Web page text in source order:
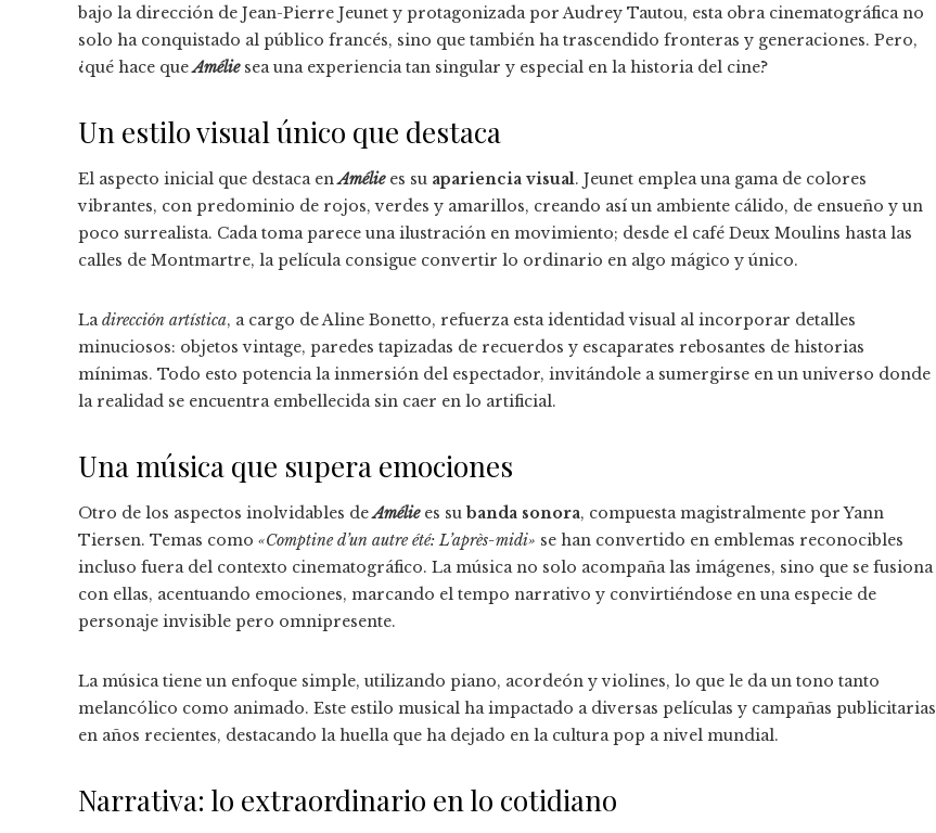
bajo la dirección de Jean-Pierre Jeunet y protagonizada por Audrey Tautou, esta obra cinematográfica no
solo ha conquistado al público francés, sino que también ha trascendido fronteras y generaciones. Pero,
¿qué hace queAméliesea una experiencia tan singular y especial en la historia del cine?
Un estilo visual único que destaca
El aspecto inicial que destaca enAméliees su apariencia visual. Jeunet emplea una gama de colores
vibrantes, con predominio de rojos, verdes y amarillos, creando así un ambiente cálido, de ensueño y un
poco surrealista. Cada toma parece una ilustración en movimiento; desde el café Deux Moulins hasta las
calles de Montmartre, la película consigue convertir lo ordinario en algo mágico y único.
La dirección artística, a cargo de Aline Bonetto, refuerza esta identidad visual al incorporar detalles
minuciosos: objetos vintage, paredes tapizadas de recuerdos y escaparates rebosantes de historias
mínimas. Todo esto potencia la inmersión del espectador, invitándole a sumergirse en un universo donde
la realidad se encuentra embellecida sin caer en lo artificial.
Una música que supera emociones
Otro de los aspectos inolvidables deAméliees su banda sonora, compuesta magistralmente por Yann
Tiersen. Temas como «Comptine d’un autre été: L’après-midi» se han convertido en emblemas reconocibles
incluso fuera del contexto cinematográfico. La música no solo acompaña las imágenes, sino que se fusiona
con ellas, acentuando emociones, marcando el tempo narrativo y convirtiéndose en una especie de
personaje invisible pero omnipresente.
La música tiene un enfoque simple, utilizando piano, acordeón y violines, lo que le da un tono tanto
melancólico como animado. Este estilo musical ha impactado a diversas películas y campañas publicitarias
en años recientes, destacando la huella que ha dejado en la cultura pop a nivel mundial.
Narrativa: lo extraordinario en lo cotidiano